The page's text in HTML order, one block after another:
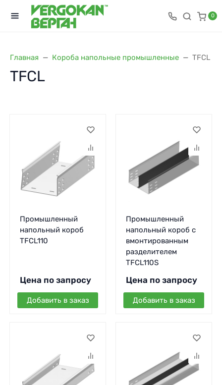
0
Главная Короба напольные промышленные TFCL
TFCL
Промышленный
напольный короб
TFCL110
Цена по запросу
Добавить в заказ
Промышленный
напольный короб с
вмонтированным
разделителем
TFCL110S
Цена по запросу
Добавить в заказ